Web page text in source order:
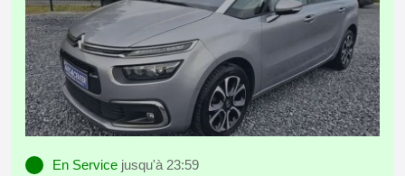
En Service jusqu'à 23:59